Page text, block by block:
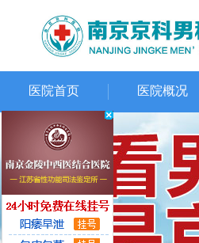
医院首页 医院概况
先进设备 资质荣誉